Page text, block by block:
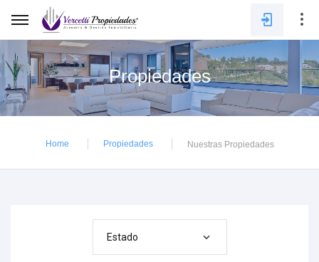
Contraseña
Propiedades
Home Propiedades Nuestras Propiedades
Estado